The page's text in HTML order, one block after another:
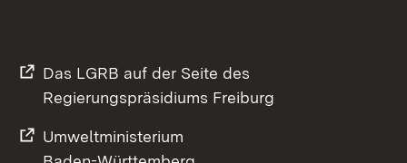
Das LGRB auf der Seite des
Regierungspräsidiums Freiburg
Umweltministerium